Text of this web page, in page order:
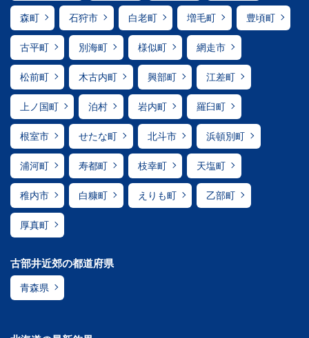
森町 石狩市 白老町 増毛町 豊頃町
古平町 別海町 様似町 網走市
松前町 木古内町 興部町 江差町
上ノ国町 泊村 岩内町 羅臼町
根室市 せたな町 北斗市 浜頓別町
浦河町 寿都町 枝幸町 天塩町
稚内市 白糠町 えりも町 乙部町
厚真町
古部井近郊の都道府県
青森県